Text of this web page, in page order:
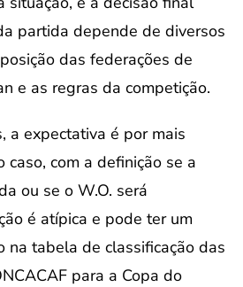
partida depende de diversos
das federações de
e as regras da competição.
a expectativa é por mais
caso, com a definição se a
ou se o W.O. será
é atípica e pode ter um
na tabela de classificação das
para a Copa do